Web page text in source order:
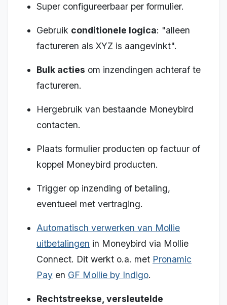
Super configureerbaar per formulier.
Gebruik conditionele logica: "alleen
factureren als XYZ is aangevinkt".
Bulk acties om inzendingen achteraf te
factureren.
Hergebruik van bestaande Moneybird
contacten.
Plaats formulier producten op factuur of
koppel Moneybird producten.
Trigger op inzending of betaling,
eventueel met vertraging.
Automatisch verwerken van Mollie
uitbetalingen in Moneybird via Mollie
Connect. Dit werkt o.a. met Pronamic
Pay en GF Mollie by Indigo.
Rechtstreekse, versleutelde